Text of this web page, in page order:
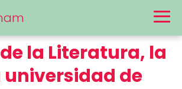
la Literatura, la
de